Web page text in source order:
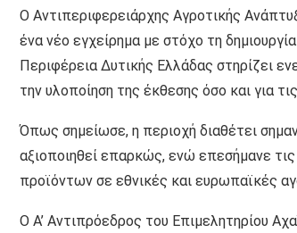
Ο Αντιπεριφερειάρχης Αγροτικής
ένα νέο εγχείρημα με στόχο τη
Περιφέρεια Δυτικής Ελλάδας στηρίζει
την υλοποίηση της έκθεσης όσο και για
Όπως σημείωσε, η περιοχή διαθέτει
αξιοποιηθεί επαρκώς, ενώ επεσήμανε
προϊόντων σε εθνικές και ευρωπαϊκές
Ο Α’ Αντιπρόεδρος του Επιμελητηρίου